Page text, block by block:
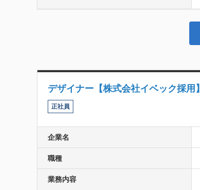
デザイナー【株式会社イベック採用】
正社員
企業名
職種
業務内容